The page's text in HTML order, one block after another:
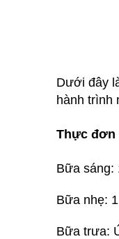
Dưới đây
hành trình
Thực đơn
Bữa sáng:
Bữa nhẹ:
Bữa trưa: